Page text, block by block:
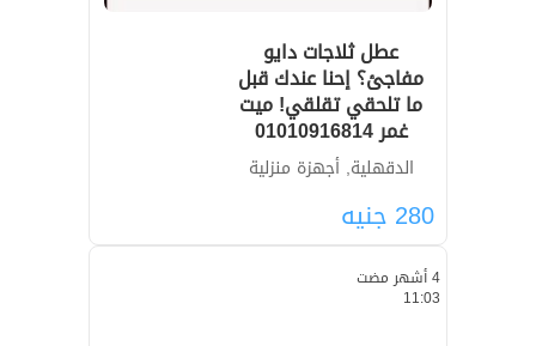
عطل ثلاجات دايو
مفاجئ؟ إحنا عندك قبل
ما تلحقي تقلقي! ميت
غمر 01010916814
الدقهلية, أجهزة منزلية
280 جنيه
4 أشهر مضت
11:03